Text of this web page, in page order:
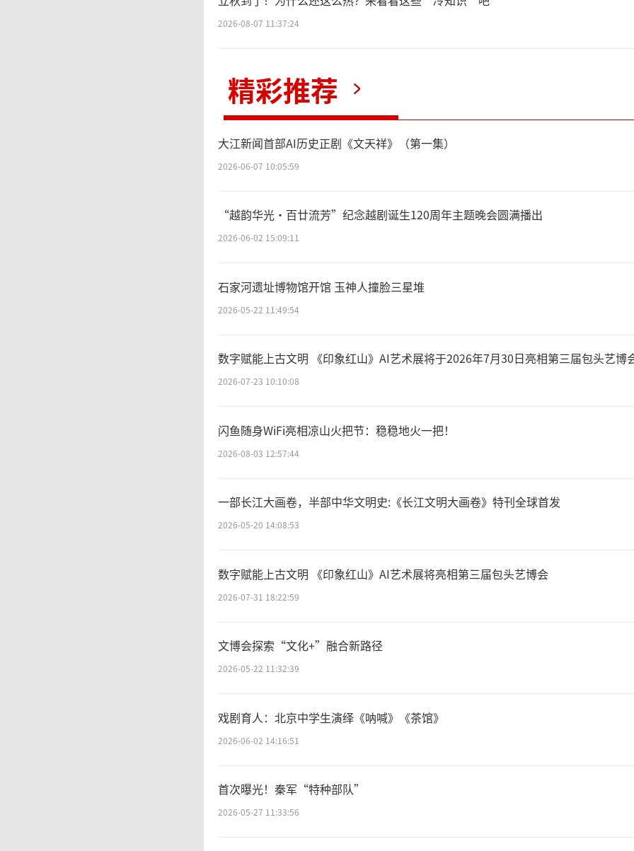
2026-08-07 11:37:24
精彩推荐
大江新闻首部AI历史正剧《文天祥》（第一集）
2026-06-07 10:05:59
“越韵华光·百廿流芳”纪念越剧诞生120周年主题晚会圆满播出
2026-06-02 15:09:11
石家河遗址博物馆开馆 玉神人撞脸三星堆
2026-05-22 11:49:54
数字赋能上古文明 《印象红山》AI艺术展将于2026年7月30日亮相第三届包头艺博
2026-07-23 10:10:08
闪鱼随身WiFi亮相凉山火把节：稳稳地火一把！
2026-08-03 12:57:44
一部长江大画卷，半部中华文明史:《长江文明大画卷》特刊全球首发
2026-05-20 14:08:53
数字赋能上古文明 《印象红山》AI艺术展将亮相第三届包头艺博会
2026-07-31 18:22:59
文博会探索“文化+”融合新路径
2026-05-22 11:32:39
戏剧育人：北京中学生演绎《呐喊》《茶馆》
2026-06-02 14:16:51
首次曝光！秦军“特种部队”
2026-05-27 11:33:56